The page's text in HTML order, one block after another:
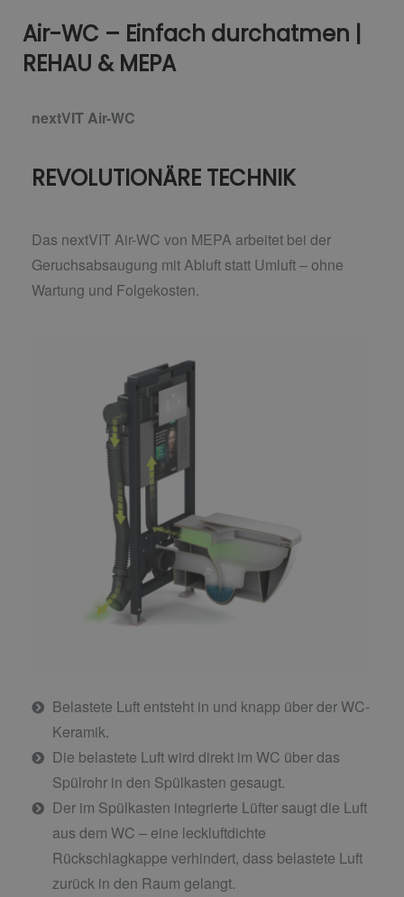
Air-WC – Einfach durchatmen |
REHAU & MEPA
nextVIT Air-WC
REVOLUTIONÄRE TECHNIK
Das nextVIT Air-WC von MEPA arbeitet bei der
Geruchsabsaugung mit Abluft statt Umluft –ohne
Wartung und Folgekosten.
Belastete Luft entsteht in und knapp über der WC-
Keramik.
Die belastete Luft wird direkt im WC über das
Spülrohr in den Spülkasten gesaugt.
Der im Spülkasten integrierte Lüfter saugt die Luft
aus dem WC – eine leckluftdichte
Rückschlagkappe verhindert, dass belastete Luft
zurück in den Raum gelangt.